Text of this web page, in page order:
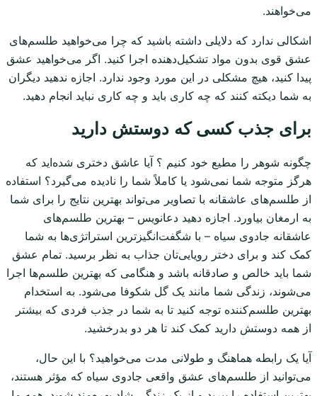
می‌خواهند.
اشکالی ندارد که دلایلی داشته باشید که چرا می‌خواهید طلسم‌های
عشق قوی بدون مواد تشکیل‌دهنده اجرا کنید. اگر می‌خواهید عشق
پیدا کنید، هیچ مشکلی در این مورد وجود ندارد. اجازه ندهید دیگران
به شما دیکته کنند که چه کاری باید و چه کاری نباید انجام دهید.
برای جذب کسی که دوستش دارید
چگونه شوهر را مطیع خود کنیم ؟ آیا عاشق دختری شده‌اید که
هرگز متوجه شما نمی‌شود یا کاملاً شما را نادیده می‌گیرد؟ استفاده
از طلسم‌های عاشقانه با تصاویر می‌تواند بهترین نتایج را برای شما
به ارمغان بیاورد. اجازه دهید دعانویس – بهترین طلسم‌های
عاشقانه جادوی سیاه – با شگفت‌انگیزترین استراتژی‌ها به شما
کمک کند و برای دختر رویایی‌تان جذاب به نظر برسید. تمام عشق
شما باید خالص و صادقانه باشد و هنگامی که بهترین طلسم‌ها اجرا
می‌شوند، زندگی شما مانند یک گل شکوفا می‌شود. به استخدام
بهترین طلسم‌کننده توجه کنید تا به شما در جذب فردی که بیشتر
از همه دوستش دارید کمک کند تا هر دو بدرخشید.
آیا یک رابطه هماهنگ و طولانی مدت می‌خواهید؟ با این حال،
می‌توانید از طلسم‌های عشق واقعی جادوی سیاه که مؤثر هستند،